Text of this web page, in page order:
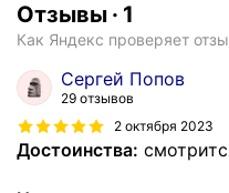
Отзывы · 1
Как Яндекс проверяет
Сергей Попов
29 отзывов
2 октября 2023
Достоинства: